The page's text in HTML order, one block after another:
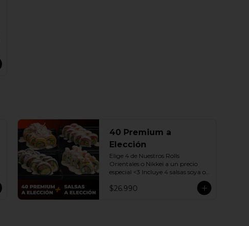
40 Premium a
Elección
Elige 4 de Nuestros Rolls
Orientales o Nikkei a un precio
especial <3 Incluye 4 salsas soya o
(Promoción no incluye - Roll
$26.990